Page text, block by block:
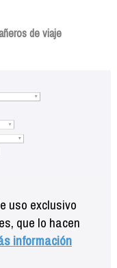
de viaje
uso exclusivo
que lo hacen
información